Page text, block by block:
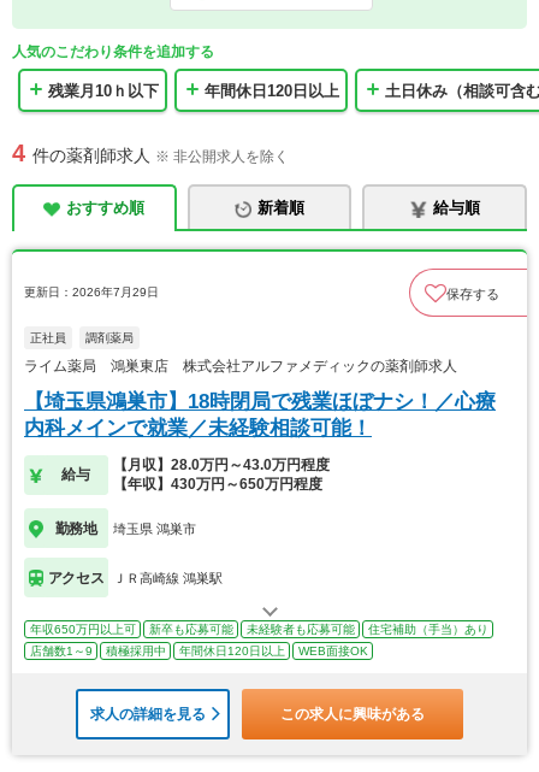
人気のこだわり条件を追加する
残業月10ｈ以下 年間休日120日以上 土日休み（相談可含
4 件の薬剤師求人 ※ 非公開求人を除く
おすすめ順 新着順 給与順
更新日：2026年7月29日 保存する
正社員 調剤薬局
ライム薬局 鴻巣東店 株式会社アルファメディックの薬剤師求人
【埼玉県鴻巣市】18時閉局で残業ほぼナシ！／心療
内科メインで就業／未経験相談可能！
給与
【月収】28.0万円～43.0万円程度
【年収】430万円～650万円程度
勤務地 埼玉県 鴻巣市
アクセス ＪＲ高崎線 鴻巣駅
年収650万円以上可 新卒も応募可能 未経験者も応募可能
住宅補助（手当）あり
店舗数1～9
積極採用中 年間休日120日以上 WEB面接OK
求人の詳細を見る この求人に興味がある